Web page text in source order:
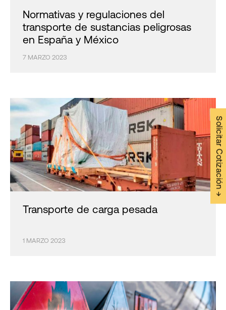
Normativas y regulaciones del
transporte de sustancias peligrosas
en España y México
7 MARZO 2023
Transporte de carga pesada
1 MARZO 2023
Solicitar Cotización →